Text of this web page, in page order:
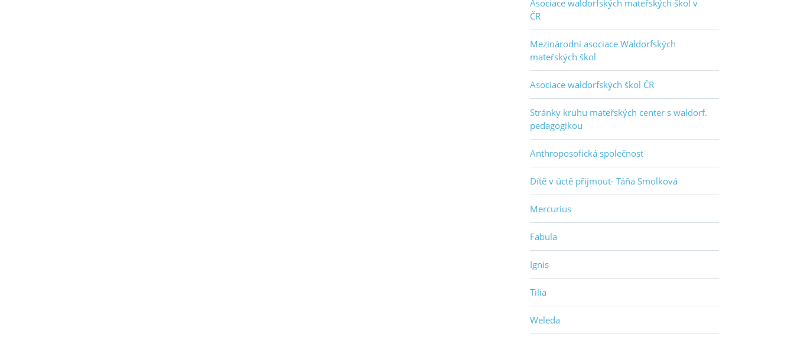
Asociace waldorfských mateřských škol v
ČR
Mezinárodní asociace Waldorfských
mateřských škol
Asociace waldorfských škol ČR
Stránky kruhu mateřských center s waldorf.
pedagogikou
Anthroposofická společnost
Dítě v úctě přijmout- Táňa Smolková
Mercurius
Fabula
Ignis
Tilia
Weleda